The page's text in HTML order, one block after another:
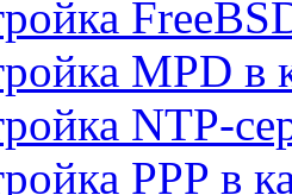
MPD в
NTP-
PPP в